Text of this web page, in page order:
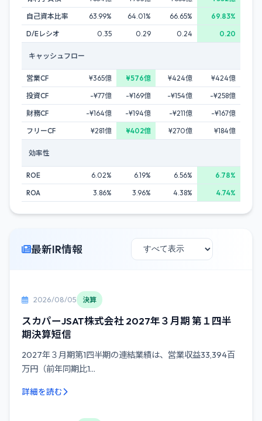
自己資本比率
63.99% 64.01% 66.65%
69.83%
D/Eレシオ
0.35 0.29 0.24 0.20
キャッシュフロー
営業CF ¥365億 ¥576億 ¥424億
¥424億
投資CF
-¥77億 -¥169億 -¥154億
-¥258億
財務CF
-¥164億 -¥194億 -¥211億
-¥167億
フリーCF
¥281億 ¥402億 ¥270億 ¥184億
効率性
ROE 6.02% 6.19% 6.56%
6.78%
ROA
3.86% 3.96% 4.38% 4.74%
最新IR情報
2026/08/05 決算
スカパーJSAT株式会社 2027年３月期 第１四半
期決算短信
2027年３月期第1四半期の連結業績は、営業収益33,394百
万円（前年同期比1...
詳細を読む